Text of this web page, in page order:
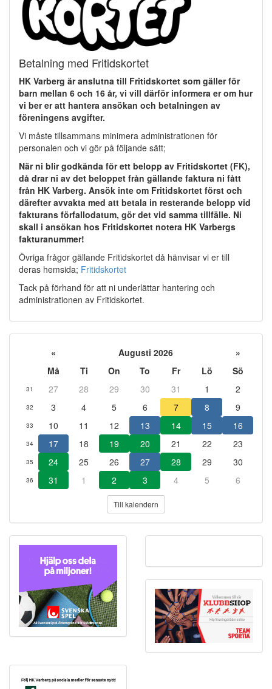
Betalning med Fritidskortet
HK Varberg är anslutna till Fritidskortet som gäller för
barn mellan 6 och 16 år, vi vill därför informera er om hur
vi ber er att hantera ansökan och betalningen av
föreningens avgifter.
Vi måste tillsammans minimera administrationen för
personalen och vi gör på följande sätt;
När ni blir godkända för ett belopp av Fritidskortet (FK),
då drar ni av det beloppet från gällande faktura ni fått
från HK Varberg. Ansök inte om Fritidskortet först och
därefter avvakta med att betala in resterande belopp vid
fakturans förfallodatum, gör det vid samma tillfälle. Ni
skall i ansökan hos Fritidskortet notera HK Varbergs
fakturanummer!
Övriga frågor gällande Fritidskortet då hänvisar vi er till
deras hemsida; Fritidskortet
Tack på förhand för att ni underlättar hantering och
administrationen av Fritidskortet.
« Augusti 2026
»
Må
Ti On To Fr Lö Sö
31 27 28 29 30 31 1 2
32 3 4 5 6 7 8 9
33 10 11 12 13 14 15 16
34 17 18 19 20 21 22 23
35 24 25 26 27 28 29 30
36 31 1 2 3 4 5 6
Till kalendern